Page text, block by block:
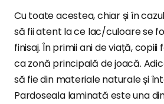
Cu toate acestea, chiar și în
să fii atent la ce lac/culoare se
finisaj. În primii ani de viață,
ca zonă principală de joacă.
să fie din materiale naturale și
Pardoseala laminată este una